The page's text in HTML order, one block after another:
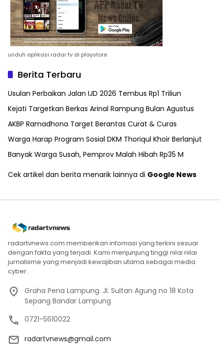
unduh aplikasi radar tv di playstore
Berita Terbaru
Usulan Perbaikan Jalan IJD 2026 Tembus Rp1 Triliun
Kejati Targetkan Berkas Arinal Rampung Bulan Agustus
AKBP Ramadhona Target Berantas Curat & Curas
Warga Harap Program Sosial DKM Thoriqul Khoir Berlanjut
Banyak Warga Susah, Pemprov Malah Hibah Rp35 M
Cek artikel dan berita menarik lainnya di Google News
radartvnews.com memberikan infomasi yang terkini sesuai
dengan fakta yang terjadi. Kami menjunjung tinggi nilai nilai
jurnalisme yang menjadi kewajiban utama sebagai media
cyber.
Graha Pena Lampung. Jl. Sultan Agung no 18 Kota
Sepang Bandar Lampung
0721-5610022
radartvnews@gmail.com